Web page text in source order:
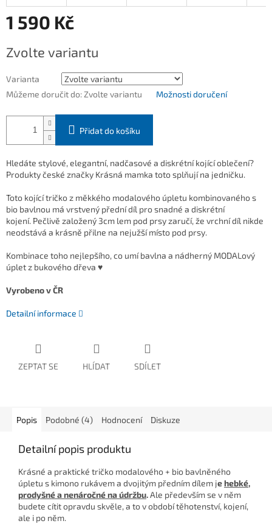
1 590 Kč
cena:
Zvolte variantu
Varianta
Můžeme doručit do: Zvolte variantu Možnosti doručení
Přidat do košíku
Hledáte stylové, elegantní, nadčasové a diskrétní kojící oblečení?
Produkty české značky Krásná mamka toto splňují na jedničku.
Toto kojící tričko z měkkého modalového úpletu kombinovaného s
bio bavlnou má vrstvený přední díl pro snadné a diskrétní
kojení. Pečlivě založený 3cm lem pod prsy zaručí, že vrchní díl nikde
neodstává a krásně přilne na nejužší místo pod prsy.
Kombinace toho nejlepšího, co umí bavlna a nádherný MODALový
úplet z bukového dřeva ♥
Vyrobeno v ČR
Detailní informace
ZEPTAT SE HLÍDAT SDÍLET
Popis Podobné (4) Hodnocení Diskuze
Detailní popis produktu
Krásné a praktické tričko modalového + bio bavlněného
úpletu s kimono rukávem a dvojitým předním dílem jehebké,
prodyšné a nenáročné na údržbu.Ale především se v něm
budete cítit opravdu skvěle, a to v období těhotenství, kojení,
ale i po něm.